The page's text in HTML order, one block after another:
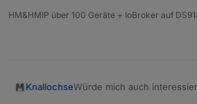
HM&HMIP über 100 Geräte + IoBroker auf
KnallochseWürde mich auch